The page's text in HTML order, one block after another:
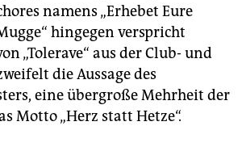
namens „Erhebet Eure
hingegen verspricht
„Tolerave“ aus der Club- und
die Aussage des
eine übergroße Mehrheit der
Motto „Herz statt Hetze“.